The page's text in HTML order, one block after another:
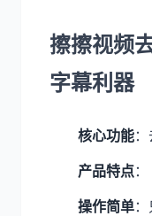
擦擦视频
字幕利器
核心功能
产品特点：
操作简单